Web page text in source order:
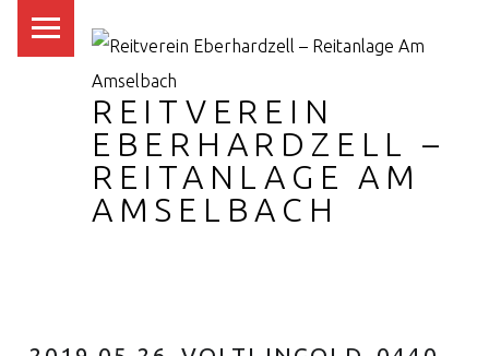
REITVEREIN
EBERHARDZELL –
REITANLAGE AM
AMSELBACH